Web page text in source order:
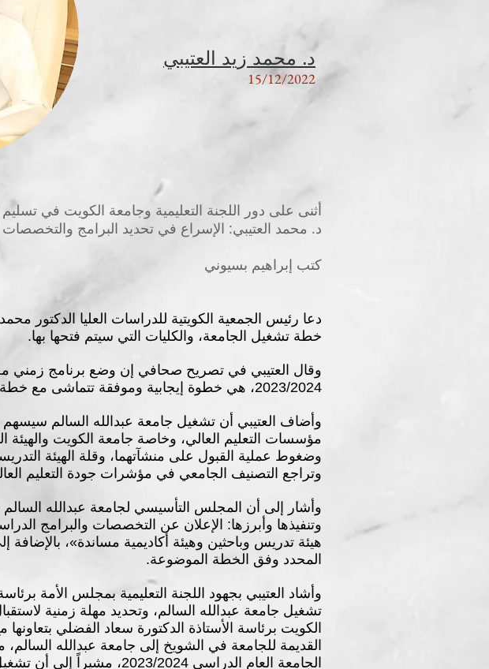
د. محمد زيد العتيبي
15/12/2022
أثنى على دور اللجنة التعليمية وجامعة الكويت في تسليم
د. محمد العتيبي: الإسراع في تحديد البرامج
كتب إبراهيم بسيوني
دعا رئيس الجمعية الكويتية للدراسات العليا الدكتور
خطة تشغيل الجامعة، والكليات التي سيتم فتحها بها.
وقال العتيبي في تصريح صحافي إن وضع برنامج زمني
2023/2024، هي خطوة إيجابية وموفقة تتماشى مع خطة الدولة والنهوض بمؤسساتها وتحقيق استراتيجيتها لعام 2035.
وأضاف العتيبي أن تشغيل جامعة عبدالله السالم سيسهم
مؤسسات التعليم العالي، وخاصة جامعة الكويت والهيئة
وضغوط عملية القبول على منشآتهما، وقلة الهيئة
وتراجع التصنيف الجامعي في مؤشرات جودة التعليم
وأشار إلى أن المجلس التأسيسي لجامعة عبدالله
وتنفيذها وأبرزها: الإعلان عن التخصصات والبرامج
هيئة تدريس وباحثين وهيئة أكاديمية مساندة»،
المحدد وفق الخطة الموضوعة.
وأشاد العتيبي بجهود اللجنة التعليمية بمجلس الأمة
تشغيل جامعة عبدالله السالم، وتحديد مهلة زمنية
الكويت برئاسة الأستاذة الدكتورة سعاد الفضلي
القديمة للجامعة في الشويخ إلى جامعة عبدالله
الجامعة العام الدراسي